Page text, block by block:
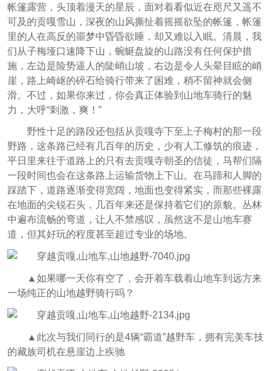
帐篷露营，头顶着漫天的星辰，面对着看似近在咫尺又遥不
可及的贡嘎雪山，深夜的山风撕扯着摇摇欲坠的帐篷，帐篷
里的人在高反的噩梦中昏昏欲睡，却又难以入眠。清晨，我
们从子梅垭口速降下山，蜿蜒盘旋的山路没有任何保护措
施，左边是险势逼人的陡峭山坡，右边是令人头晕目眩的峭
崖，路上崎岖的碎石给骑行带来了困难，稍不留神就会侧
滑。不过，如果你来过，你会真正体验到山地车骑行的魅
力，大呼“刺激，爽！”
野性十足的路段还包括从贡嘎寺下至上子梅村的那一段
野路，这条路已经有几百年的历史，少有人工修筑的痕迹，
平日里来往于道路上的只有去贡嘎寺朝圣的信徒，马帮们隔
一段时间也会在这条路上运输货物上下山。在马蹄和人脚的
踩踏下，道路逐渐变得宽阔，地面也变得紧实，而那些裸露
在地面的尖锐石头，几百年来还是保持着它们的原貌。丛林
中遍布流畅的弯道，让人不禁感叹，虽然这不是山地车赛
道，但其好玩的程度甚至超过专业的场地。
▲ 如果哪一天你有空了，会开着车载着山地车到远方来
一场纯正的山地越野骑行吗？
▲ 此次与我们同行的是4辆“霸道”越野车，拥有完美车技
的藏族司机在悬崖边上疾驰